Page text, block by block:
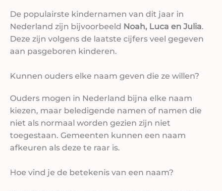
De populairste kindernamen van dit jaar in
Nederland zijn bijvoorbeeld Noah, Luca en Julia.
Deze zijn volgens de laatste cijfers veel gegeven
aan pasgeboren kinderen.
Kunnen ouders elke naam geven die ze willen?
Ouders mogen in Nederland bijna elke naam
kiezen, maar beledigende namen of namen die
niet als normaal worden gezien zijn niet
toegestaan. Gemeenten kunnen een naam
afkeuren als deze te raar is.
Hoe vind je de betekenis van een naam?